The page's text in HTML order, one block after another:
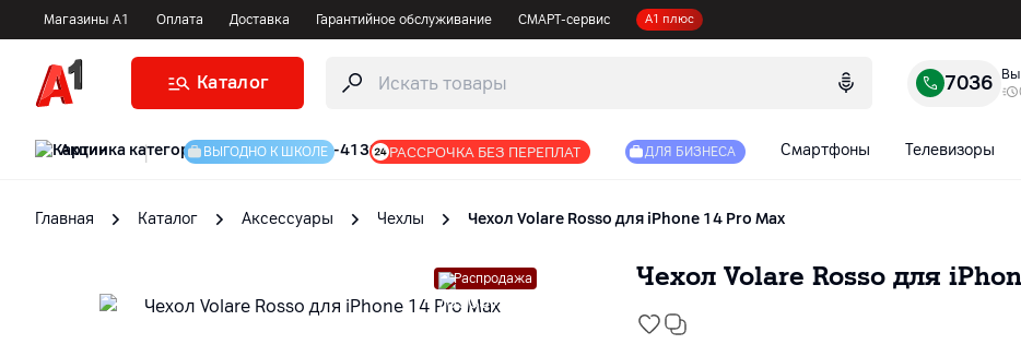
Магазины А1 Оплата Доставка Гарантийное обслуживание СМАРТ-сервис А1 плюс
Каталог 7036
Акции | ВЫГОДНО К ШКОЛЕ РАССРОЧКА БЕЗ ПЕРЕПЛАТ ДЛЯ БИЗНЕСА Смартфоны Телевизоры
Главная Каталог Аксессуары Чехлы Чехол Volare Rosso для iPhone 14 Pro Max
Распродажа Чехол Volare Rosso для